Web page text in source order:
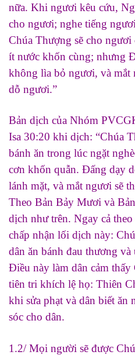
nữa. Khi ngươi kêu cứu,
cho ngươi; nghe tiếng
Chúa Thượng sẽ cho
ít nước khốn cùng; nhưng
không lìa bỏ ngươi, và mắt
dỗ ngươi.”
Bản dịch của Nhóm
Isa 30:20 khi dịch: “Chúa
bánh ăn trong lúc ngặt
cơn khốn quẫn. Đấng dạy
lánh mặt, và mắt ngươi sẽ
Theo Bản Bảy Mươi và
dịch như trên. Ngay cả
chấp nhận lối dịch này:
dân ăn bánh đau thương
Điều này làm dân cảm
tiên tri khích lệ họ: Thiên
khi sửa phạt và dân biết ăn
sóc cho dân.
1.2/ Mọi người sẽ được